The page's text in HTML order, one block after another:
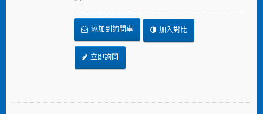
添加到詢問車 加入對比
立即詢問